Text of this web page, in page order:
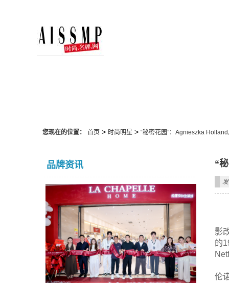
您现在的位置： 首页> 时尚明星 > “秘密花园”：Agnieszka
品牌资讯 “
影
的
伦